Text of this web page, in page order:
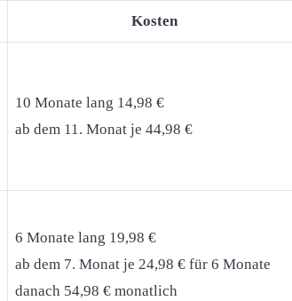
Kosten
10 Monate lang 14,98 €
ab dem 11. Monat je 44,98 €
6 Monate lang 19,98 €
ab dem 7. Monat je 24,98 € für 6 Monate
danach 54,98 € monatlich